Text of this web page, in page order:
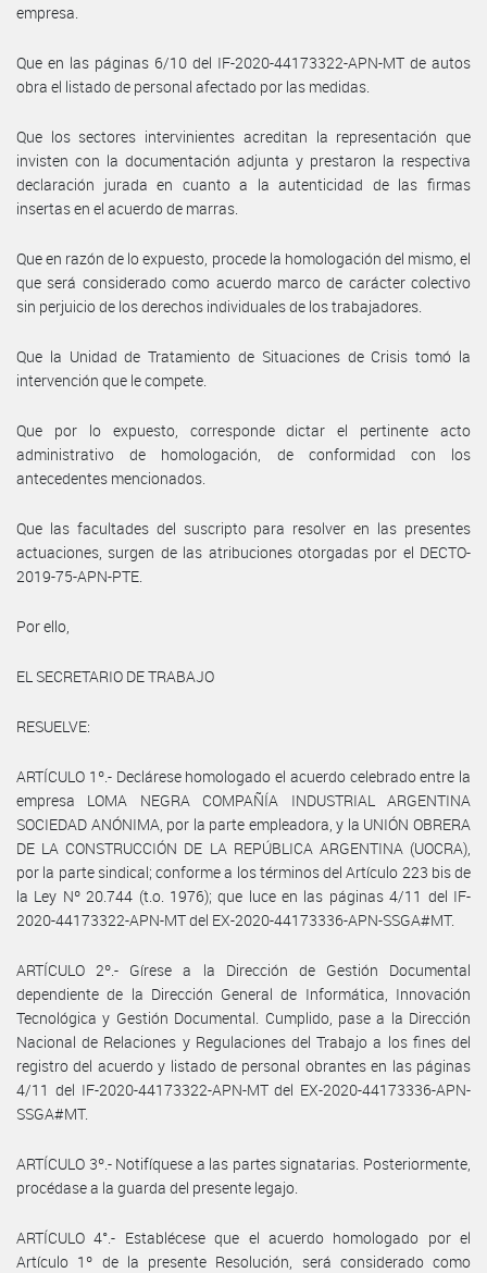
empresa.
Que en las páginas 6/10 del IF-2020-44173322-APN-MT de autos
obra el listado de personal afectado por las medidas.
Que los sectores intervinientes acreditan la representación que
invisten con la documentación adjunta y prestaron la respectiva
declaración jurada en cuanto a la autenticidad de las firmas
insertas en el acuerdo de marras.
Que en razón de lo expuesto, procede la homologación del mismo, el
que será considerado como acuerdo marco de carácter colectivo
sin perjuicio de los derechos individuales de los trabajadores.
Que la Unidad de Tratamiento de Situaciones de Crisis tomó la
intervención que le compete.
Que por lo expuesto, corresponde dictar el pertinente acto
administrativo de homologación, de conformidad con los
antecedentes mencionados.
Que las facultades del suscripto para resolver en las presentes
actuaciones, surgen de las atribuciones otorgadas por el DECTO-
2019-75-APN-PTE.
Por ello,
EL SECRETARIO DE TRABAJO
RESUELVE:
ARTÍCULO 1º.- Declárese homologado el acuerdo celebrado entre la
empresa LOMA NEGRA COMPAÑÍA INDUSTRIAL ARGENTINA
SOCIEDAD ANÓNIMA, por la parte empleadora, y la UNIÓN OBRERA
DE LA CONSTRUCCIÓN DE LA REPÚBLICA ARGENTINA (UOCRA),
por la parte sindical; conforme a los términos del Artículo 223 bis de
la Ley Nº 20.744 (t.o. 1976); que luce en las páginas 4/11 del IF-
2020-44173322-APN-MT del EX-2020-44173336-APN-SSGA#MT.
ARTÍCULO 2º.- Gírese a la Dirección de Gestión Documental
dependiente de la Dirección General de Informática, Innovación
Tecnológica y Gestión Documental. Cumplido, pase a la Dirección
Nacional de Relaciones y Regulaciones del Trabajo a los fines del
registro del acuerdo y listado de personal obrantes en las páginas
4/11 del IF-2020-44173322-APN-MT del EX-2020-44173336-APN-
SSGA#MT.
ARTÍCULO 3º.- Notifíquese a las partes signatarias. Posteriormente,
procédase a la guarda del presente legajo.
ARTÍCULO 4°.- Establécese que el acuerdo homologado por el
Artículo 1º de la presente Resolución, será considerado como